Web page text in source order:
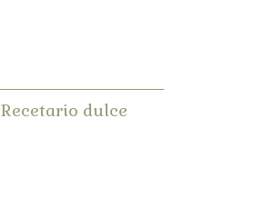
Recetario dulce